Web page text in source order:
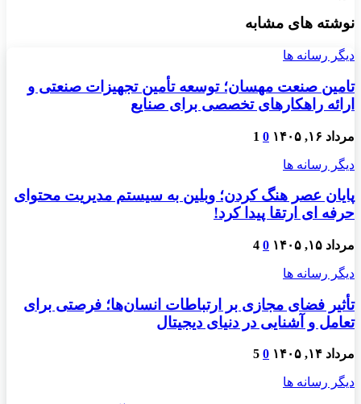
نوشته های مشابه
دیگر رسانه ها
تامین صنعت مهسان؛ توسعه تأمین تجهیزات صنعتی و
ارائه راهکارهای تخصصی برای صنایع
مرداد ۱۶, ۱۴۰۵ 0
1
دیگر رسانه ها
پایان عصر هنگ کردن؛ وبلین به سیستم مدیریت محتوای
حرفه ای ارتقا پیدا کرد!
مرداد ۱۵, ۱۴۰۵ 0
4
دیگر رسانه ها
تأثیر فضای مجازی بر ارتباطات انسان‌ها؛ فرصتی برای
تعامل و آشنایی در دنیای دیجیتال
مرداد ۱۴, ۱۴۰۵ 0
5
دیگر رسانه ها